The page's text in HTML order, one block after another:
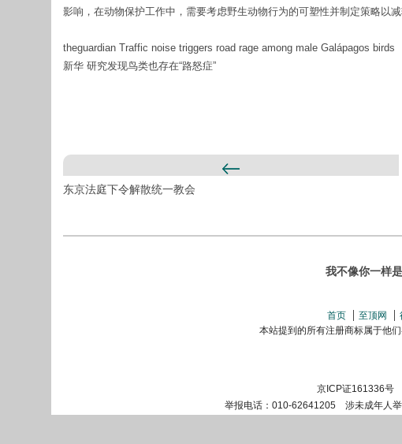
影响，在动物保护工作中，需要考虑野生动物行为的可塑性并制定策略以减
theguardian Traffic noise triggers road rage among male Galápagos birds
新华 研究发现鸟类也存在“路怒症”
东京法庭下令解散统一教会
我不像你一样
首页 至顶网
本站提到的所有注册商标属于他
京ICP证161336号
举报电话：010-62641205 涉未成年人